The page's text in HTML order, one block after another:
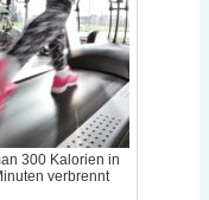
300 Kalorien in
verbrennt